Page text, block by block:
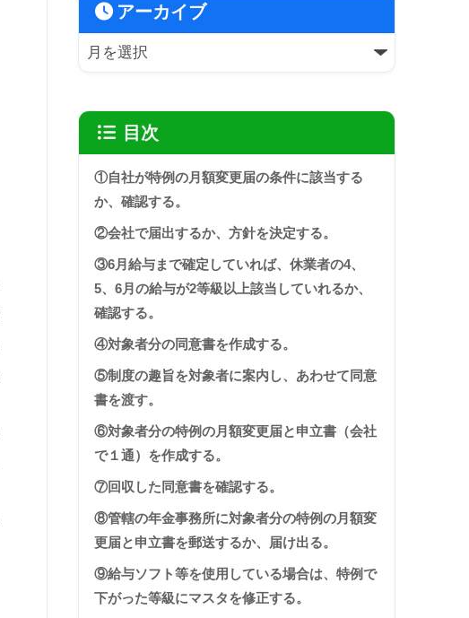
アーカイブ
目次
①自社が特例の月額変更届の条件に該当する
か、確認する。
②会社で届出するか、方針を決定する。
③6月給与まで確定していれば、休業者の4、
5、6月の給与が2等級以上該当していれるか、
確認する。
④対象者分の同意書を作成する。
⑤制度の趣旨を対象者に案内し、あわせて同意
書を渡す。
⑥対象者分の特例の月額変更届と申立書（会社
で１通）を作成する。
⑦回収した同意書を確認する。
⑧管轄の年金事務所に対象者分の特例の月額変
更届と申立書を郵送するか、届け出る。
⑨給与ソフト等を使用している場合は、特例で
下がった等級にマスタを修正する。